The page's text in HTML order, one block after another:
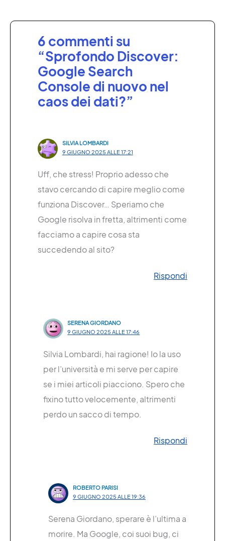
6 commenti su
“Sprofondo Discover:
Google Search
Console di nuovo nel
caos dei dati?”
SILVIA LOMBARDI
9 GIUGNO 2025 ALLE 17:21
Uff, che stress! Proprio adesso che
stavo cercando di capire meglio come
funziona Discover… Speriamo che
Google risolva in fretta, altrimenti come
facciamo a capire cosa sta
succedendo al sito?
Rispondi
SERENA GIORDANO
9 GIUGNO 2025 ALLE 17:46
Silvia Lombardi, hai ragione! Io la uso
per l’università e mi serve per capire
se i miei articoli piacciono. Spero che
fixino tutto velocemente, altrimenti
perdo un sacco di tempo.
Rispondi
ROBERTO PARISI
9 GIUGNO 2025 ALLE 19:36
Serena Giordano, sperare è l’ultima a
morire. Ma Google, coi suoi bug, ci